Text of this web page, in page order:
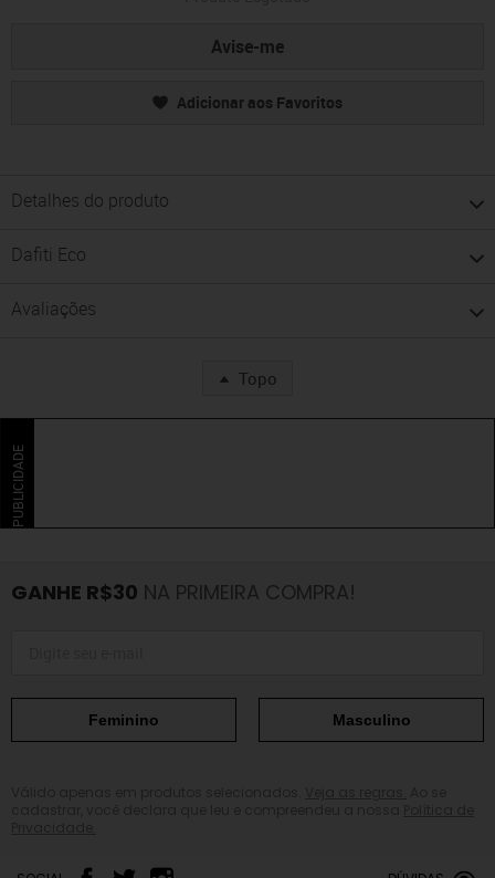
Avise-me
Adicionar aos Favoritos
Detalhes do produto
Dafiti Eco
Avaliações
Topo
PUBLICIDADE
GANHE R$30 NA PRIMEIRA COMPRA!
Feminino Masculino